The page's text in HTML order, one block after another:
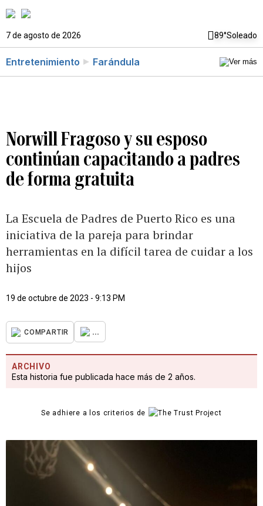
7 de agosto de 2026 89°Soleado
Entretenimiento Farándula
Norwill Fragoso y su esposo
continúan capacitando a padres
de forma gratuita
La Escuela de Padres de Puerto Rico es una
iniciativa de la pareja para brindar
herramientas en la difícil tarea de cuidar a los
hijos
19 de octubre de 2023 - 9:13 PM
COMPARTIR ...
ARCHIVO
Esta historia fue publicada hace más de 2 años.
Se adhiere a los criterios de